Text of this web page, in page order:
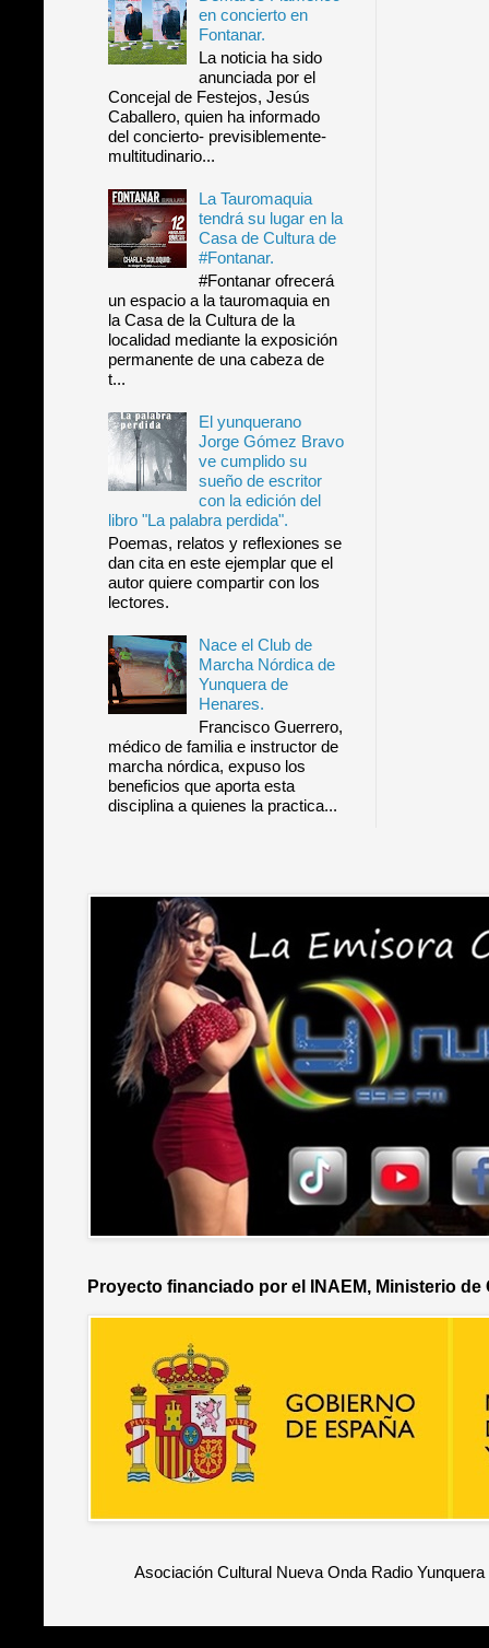
en concierto en
Fontanar.
La noticia ha sido
anunciada por el
Concejal de Festejos, Jesús
Caballero, quien ha informado
del concierto- previsiblemente-
multitudinario...
La Tauromaquia
tendrá su lugar en la
Casa de Cultura de
#Fontanar.
#Fontanar ofrecerá
un espacio a la tauromaquia en
la Casa de la Cultura de la
localidad mediante la exposición
permanente de una cabeza de
t...
El yunquerano
Jorge Gómez Bravo
ve cumplido su
sueño de escritor
con la edición del
libro "La palabra perdida".
Poemas, relatos y reflexiones se
dan cita en este ejemplar que el
autor quiere compartir con los
lectores.
Nace el Club de
Marcha Nórdica de
Yunquera de
Henares.
Francisco Guerrero,
médico de familia e instructor de
marcha nórdica, expuso los
beneficios que aporta esta
disciplina a quienes la practica...
Proyecto financiado por el INAEM, Ministerio de
Asociación Cultural Nueva Onda Radio